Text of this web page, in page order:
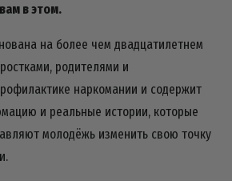
в этом.
на более чем двадцатилетнем
родителями и
наркомании и содержит
и реальные истории, которые
молодёжь изменить свою точку